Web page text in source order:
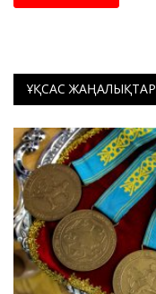
ҰҚСАС ЖАҢАЛЫҚТАР